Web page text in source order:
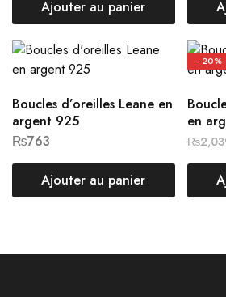
Ajouter au panier
Boucles d’oreilles Leane en
argent 925
₨763
Ajouter au panier
- 20%
en
₨